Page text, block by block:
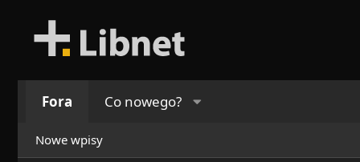
Fora Co nowego?
Nowe wpisy